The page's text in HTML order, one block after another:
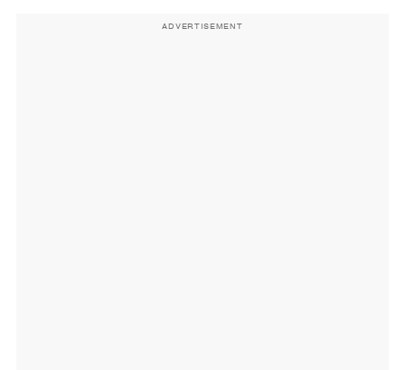
ADVERTISEMENT